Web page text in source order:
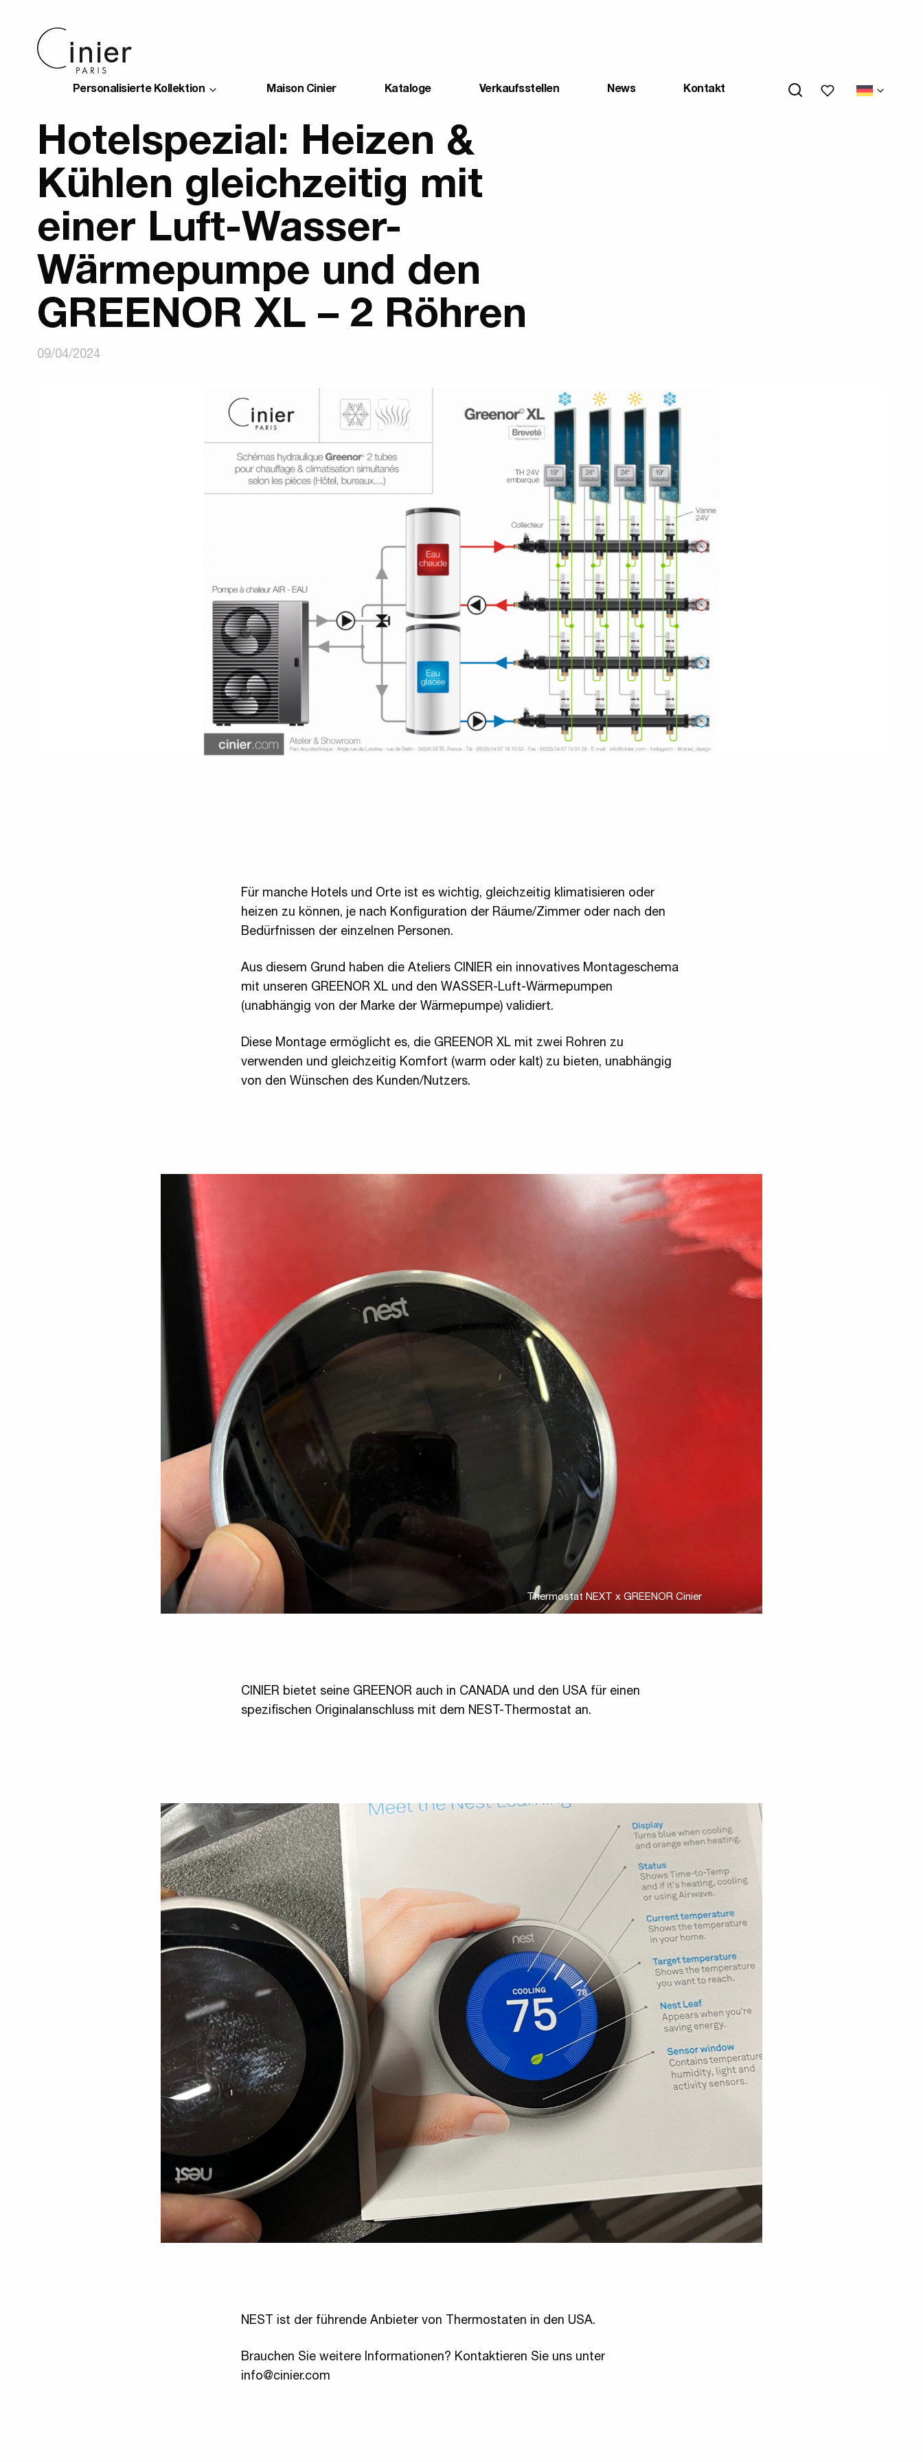
Personalisierte Kollektion Maison Cinier Kataloge Verkaufsstellen News Kontakt My wishlists
Hotelspezial: Heizen &
Kühlen gleichzeitig mit
einer Luft-Wasser-
Wärmepumpe und den
GREENOR XL – 2 Röhren
09/04/2024
Für manche Hotels und Orte ist es wichtig, gleichzeitig klimatisieren oder
heizen zu können, je nach Konfiguration der Räume/Zimmer oder nach den
Bedürfnissen der einzelnen Personen.
Aus diesem Grund haben die Ateliers CINIER ein innovatives Montageschema
mit unseren GREENOR XL und den WASSER-Luft-Wärmepumpen
(unabhängig von der Marke der Wärmepumpe) validiert.
Diese Montage ermöglicht es, die GREENOR XL mit zwei Rohren zu
verwenden und gleichzeitig Komfort (warm oder kalt) zu bieten, unabhängig
von den Wünschen des Kunden/Nutzers.
Thermostat NEXT x GREENOR Cinier
CINIER bietet seine GREENOR auch in CANADA und den USA für einen
spezifischen Originalanschluss mit dem NEST-Thermostat an.
NEST ist der führende Anbieter von Thermostaten in den USA.
Brauchen Sie weitere Informationen? Kontaktieren Sie uns unter
info@cinier.com